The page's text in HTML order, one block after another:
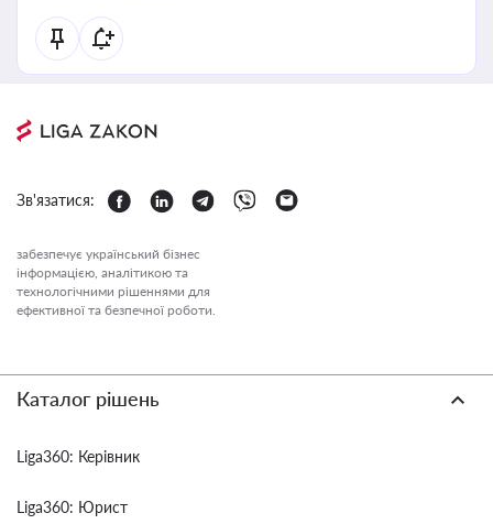
Зв'язатися:
забезпечує український бізнес
інформацією, аналітикою та
технологічними рішеннями для
ефективної та безпечної роботи.
Каталог рішень
Liga360: Керівник
Liga360: Юрист